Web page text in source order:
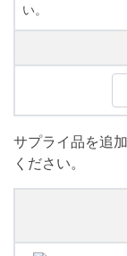
い。
サプライ品を追
ください。